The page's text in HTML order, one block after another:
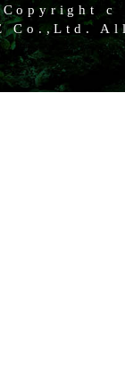
Copyright c
Co.,Ltd.